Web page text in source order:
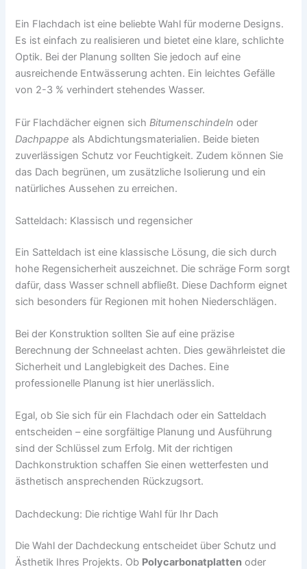
Ein Flachdach ist eine beliebte Wahl für moderne Designs.
Es ist einfach zu realisieren und bietet eine klare, schlichte
Optik. Bei der Planung sollten Sie jedoch auf eine
ausreichende Entwässerung achten. Ein leichtes Gefälle
von 2-3 % verhindert stehendes Wasser.
Für Flachdächer eignen sich Bitumenschindeln oder
Dachpappe als Abdichtungsmaterialien. Beide bieten
zuverlässigen Schutz vor Feuchtigkeit. Zudem können Sie
das Dach begrünen, um zusätzliche Isolierung und ein
natürliches Aussehen zu erreichen.
Satteldach: Klassisch und regensicher
Ein Satteldach ist eine klassische Lösung, die sich durch
hohe Regensicherheit auszeichnet. Die schräge Form sorgt
dafür, dass Wasser schnell abfließt. Diese Dachform eignet
sich besonders für Regionen mit hohen Niederschlägen.
Bei der Konstruktion sollten Sie auf eine präzise
Berechnung der Schneelast achten. Dies gewährleistet die
Sicherheit und Langlebigkeit des Daches. Eine
professionelle Planung ist hier unerlässlich.
Egal, ob Sie sich für ein Flachdach oder ein Satteldach
entscheiden – eine sorgfältige Planung und Ausführung
sind der Schlüssel zum Erfolg. Mit der richtigen
Dachkonstruktion schaffen Sie einen wetterfesten und
ästhetisch ansprechenden Rückzugsort.
Dachdeckung: Die richtige Wahl für Ihr Dach
Die Wahl der Dachdeckung entscheidet über Schutz und
Ästhetik Ihres Projekts. Ob Polycarbonatplatten oder